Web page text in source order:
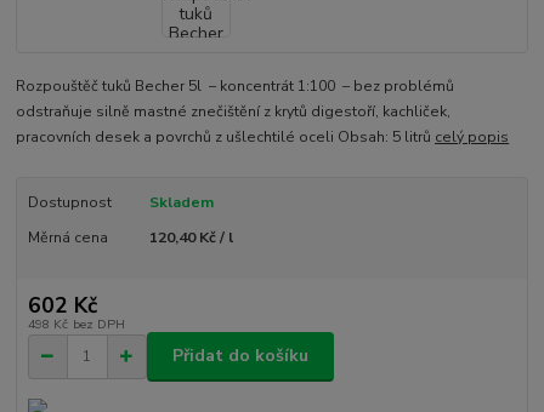
Rozpouštěč tuků Becher 5l – koncentrát 1:100 – bez problémů
odstraňuje silně mastné znečištění z krytů digestoří, kachliček,
pracovních desek a povrchů z ušlechtilé oceli Obsah: 5 litrů celý popis
Dostupnost
Skladem
Měrná cena
120,40 Kč / l
602 Kč
498 Kč bez DPH
Přidat do košíku